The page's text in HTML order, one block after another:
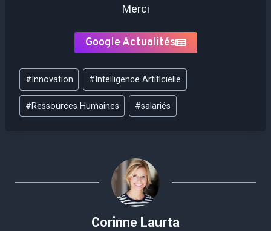
Merci
Google Actualités
Étiquettes
de
la
# Innovation # Intelligence Artificielle
#Ressources Humaines #salariés
Corinne Laurta